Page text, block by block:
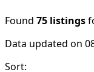
Found 75 listings
Data updated on
Sort: